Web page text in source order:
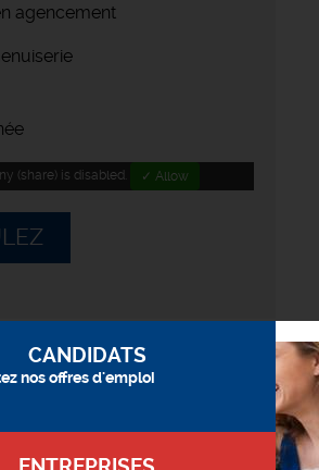
agencement
(share) is disabled. ✓ Allow
CANDIDATS
nos offres d'emploi